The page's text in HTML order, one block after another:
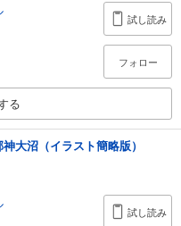
試し読み
フォロー
る
大沼（イラスト簡略版）
試し読み